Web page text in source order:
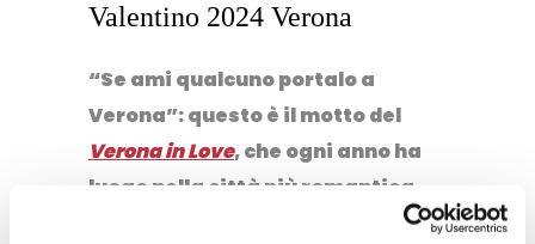
Valentino 2024 Verona
“Se ami qualcuno portalo a
Verona”: questo è il motto del
Verona in Love, che ogni anno ha
luogo nella città più romantica